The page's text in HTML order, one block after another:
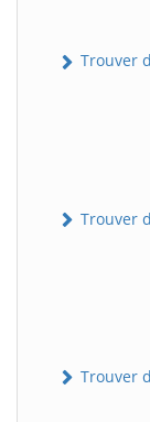
Trouver
Trouver
Trouver